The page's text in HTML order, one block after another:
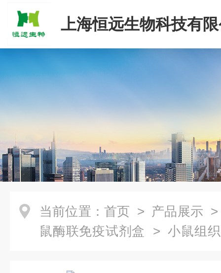
上海恒远生物科技有
当前位置： 首页 > 产品展示
鼠酶联免疫试剂盒 > 小鼠组